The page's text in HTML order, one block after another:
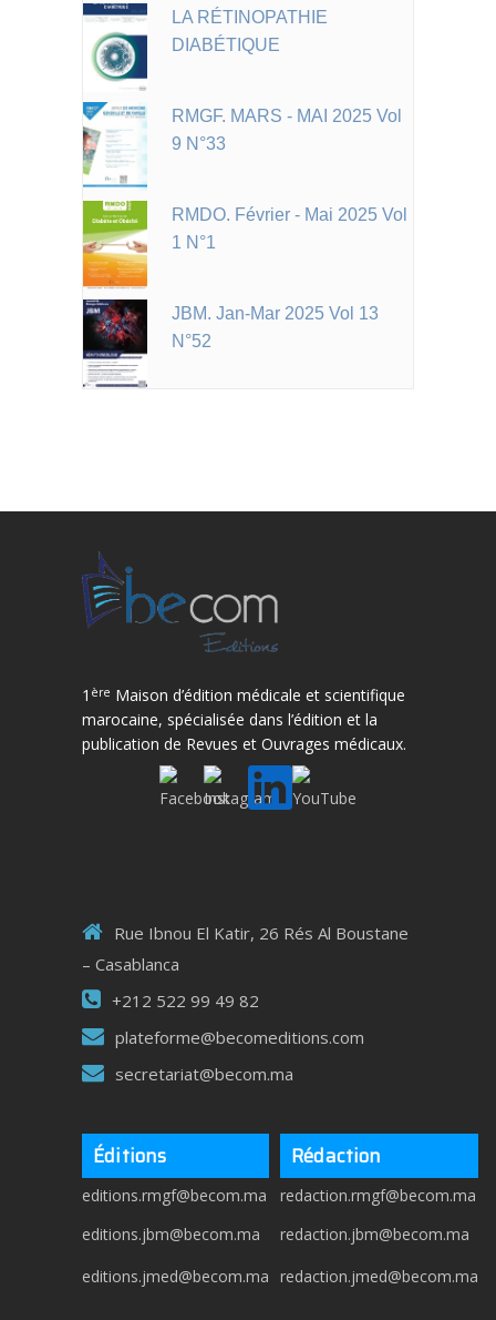
LA RÉTINOPATHIE
DIABÉTIQUE
RMGF. MARS - MAI 2025 Vol
9 N°33
RMDO. Février - Mai 2025 Vol
1 N°1
JBM. Jan-Mar 2025 Vol 13
N°52
1 ère Maison d’édition médicale et scientifique
marocaine, spécialisée dans l’édition et la
publication de Revues et Ouvrages médicaux.
Rue Ibnou El Katir, 26 Rés Al Boustane
– Casablanca
+212 522 99 49 82
plateforme@becomeditions.com
secretariat@becom.ma
Éditions
editions.rmgf@becom.ma
editions.jbm@becom.ma
editions.jmed@becom.ma
Rédaction
redaction.rmgf@becom.ma
redaction.jbm@becom.ma
redaction.jmed@becom.ma